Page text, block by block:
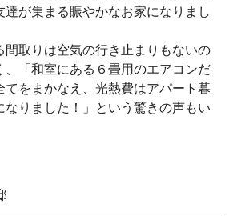
達が集まる賑やかなお家になりまし
間取りは空気の行き止まりもないの
、「和室にある６畳用のエアコンだ
てをまかなえ、光熱費はアパート暮
なりました！」という驚きの声もい